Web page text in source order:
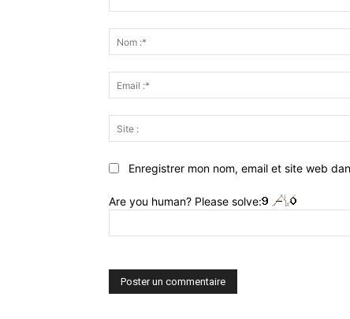
Enregistrer mon nom, email et site web
Are you human? Please solve: